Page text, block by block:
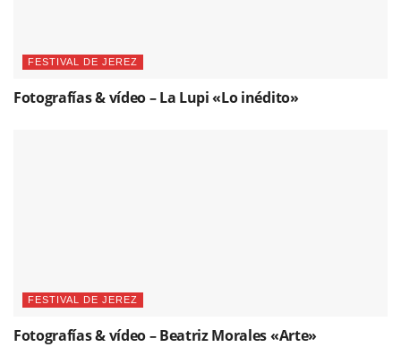
FESTIVAL DE JEREZ
Fotografías & vídeo – La Lupi «Lo inédito»
FESTIVAL DE JEREZ
Fotografías & vídeo – Beatriz Morales «Arte»